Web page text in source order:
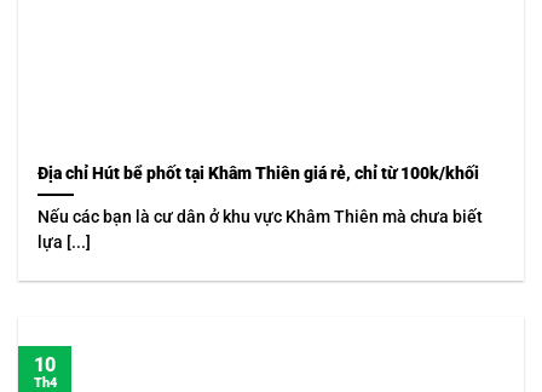
Địa chỉ Hút bể phốt tại Khâm Thiên giá rẻ, chỉ từ 100k/khối
Nếu các bạn là cư dân ở khu vực Khâm Thiên mà chưa biết
lựa [...]
10
Th4